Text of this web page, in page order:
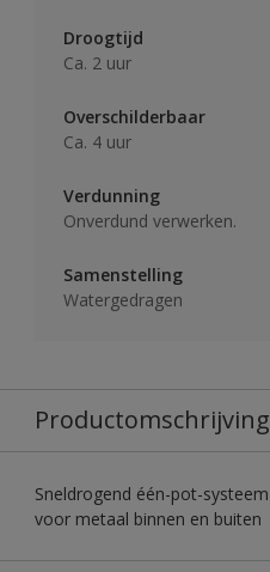
Droogtijd
Ca. 2 uur
Overschilderbaar
Ca. 4 uur
Verdunning
Onverdund verwerken.
Samenstelling
Watergedragen
Productomschrijving
Sneldrogend één-pot-systeem
voor metaal binnen en buiten